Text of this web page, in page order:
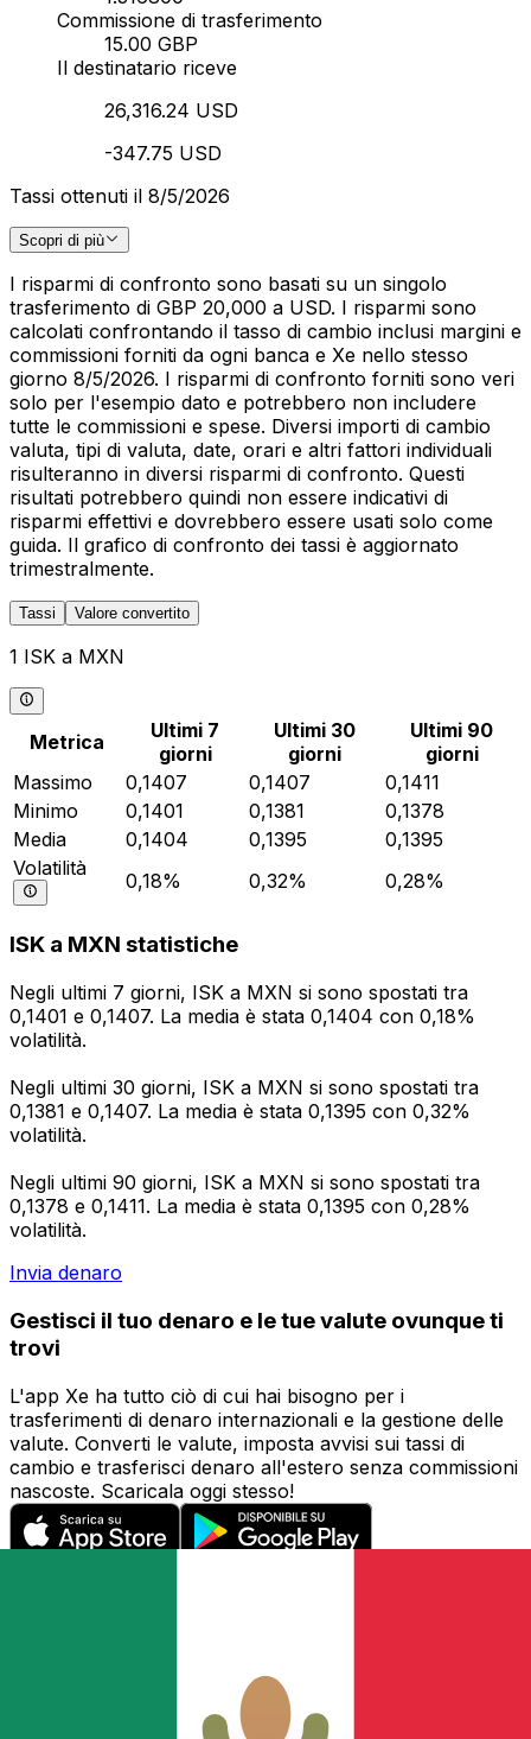
Commissione di trasferimento
15.00 GBP
Il destinatario riceve
26,316.24 USD
-347.75 USD
Tassi ottenuti il 8/5/2026
Scopri di più
I risparmi di confronto sono basati su un singolo
trasferimento di GBP 20,000 a USD. I risparmi sono
calcolati confrontando il tasso di cambio inclusi margini e
commissioni forniti da ogni banca e Xe nello stesso
giorno 8/5/2026. I risparmi di confronto forniti sono veri
solo per l'esempio dato e potrebbero non includere
tutte le commissioni e spese. Diversi importi di cambio
valuta, tipi di valuta, date, orari e altri fattori individuali
risulteranno in diversi risparmi di confronto. Questi
risultati potrebbero quindi non essere indicativi di
risparmi effettivi e dovrebbero essere usati solo come
guida. Il grafico di confronto dei tassi è aggiornato
trimestralmente.
Tassi Valore convertito
1 ISK a MXN
Metrica
Ultimi 7
giorni
Ultimi 30
giorni
Ultimi 90
giorni
Massimo
0,1407 0,1407
0,1411
Minimo
0,1401 0,1381
0,1378
Media
0,1404 0,1395
0,1395
Volatilità
0,18% 0,32% 0,28%
ISK a MXN statistiche
Negli ultimi 7 giorni, ISK a MXN si sono spostati tra
0,1401 e 0,1407. La media è stata 0,1404 con 0,18%
volatilità.
Negli ultimi 30 giorni, ISK a MXN si sono spostati tra
0,1381 e 0,1407. La media è stata 0,1395 con 0,32%
volatilità.
Negli ultimi 90 giorni, ISK a MXN si sono spostati tra
0,1378 e 0,1411. La media è stata 0,1395 con 0,28%
volatilità.
Invia denaro
Gestisci il tuo denaro e le tue valute ovunque ti
trovi
L'app Xe ha tutto ciò di cui hai bisogno per i
trasferimenti di denaro internazionali e la gestione delle
valute. Converti le valute, imposta avvisi sui tassi di
cambio e trasferisci denaro all'estero senza commissioni
nascoste. Scaricala oggi stesso!